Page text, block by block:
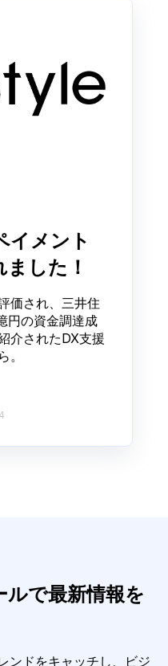
イメント
した！
価され、三井住
円の資金調達成
介されたDX支援
。
ルで最新情報を
ンドをキャッチし、ビジ